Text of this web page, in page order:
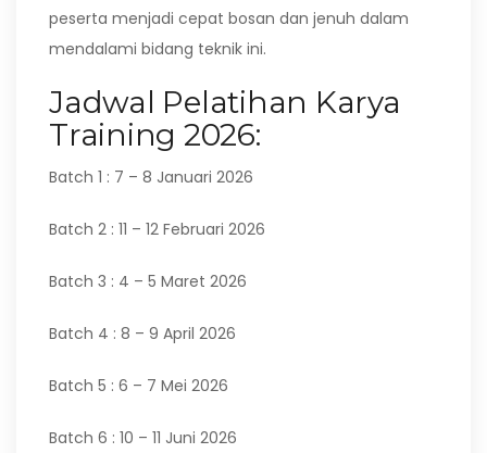
peserta menjadi cepat bosan dan jenuh dalam
mendalami bidang teknik ini.
Jadwal Pelatihan Karya
Training 2026:
Batch 1 : 7 – 8 Januari 2026
Batch 2 : 11 – 12 Februari 2026
Batch 3 : 4 – 5 Maret 2026
Batch 4 : 8 – 9 April 2026
Batch 5 : 6 – 7 Mei 2026
Batch 6 : 10 – 11 Juni 2026